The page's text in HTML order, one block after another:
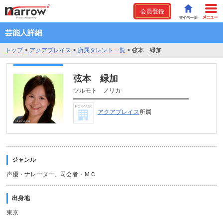
会員登録
芸能人詳細
トップ> アクアプレイス > 所属タレント一覧 > 弦本 緑加
弦本 緑加
ツルモト ノリカ
アクアプレイス所属
ジャンル
声優・ナレーター、司会者・ＭＣ
出身地
東京